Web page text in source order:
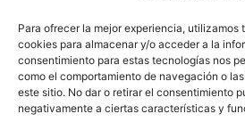
Para ofrecer la mejor experiencia, utilizamos
cookies para almacenar y/o acceder a la
consentimiento para estas tecnologías nos
como el comportamiento de navegación o
este sitio. No dar o retirar el consentimiento
negativamente a ciertas características y
PRL | Films
PRL | Play
PRL | LAB